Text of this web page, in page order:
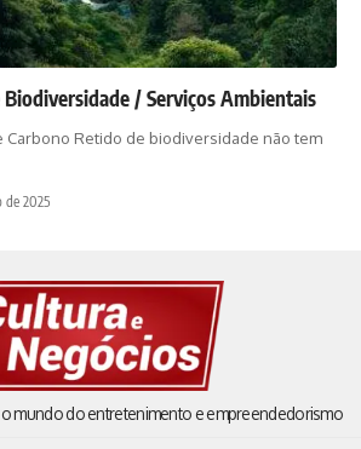
/ Serviços Ambientais
Carbono Retido de biodiversidade não tem
de 2025
mundo do entretenimento e empreendedorismo